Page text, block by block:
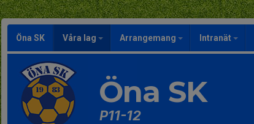
Öna SK Våra lag Arrangemang Intranät
Öna SK
P11-12